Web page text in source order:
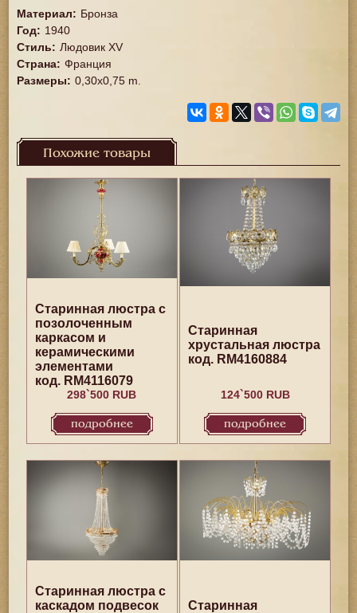
Материал: Бронза
Год: 1940
Стиль: Людовик XV
Страна: Франция
Размеры: 0,30x0,75 m.
Похожие товары
Старинная люстра с
позолоченным
каркасом и
керамическими
элементами
код. RM4116079
298`500 RUB
подробнее
Старинная
хрустальная люстра
код. RM4160884
124`500 RUB
подробнее
Старинная люстра с
каскадом подвесок
Старинная